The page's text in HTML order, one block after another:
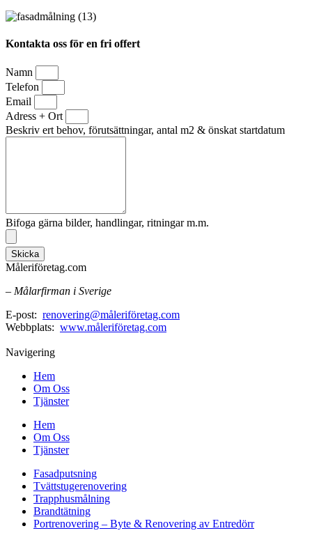
Kontakta oss för en fri offert
Namn
Telefon
Email
Adress + Ort
Beskriv ert behov, förutsättningar, antal m2 & önskat startdatum
Bifoga gärna bilder, handlingar, ritningar m.m.
Skicka
Måleriföretag.com
– Målarfirman i Sverige
E-post: renovering@måleriföretag.com
Webbplats: www.måleriföretag.com
Navigering
Hem
Om Oss
Tjänster
Hem
Om Oss
Tjänster
Fasadputsning
Tvättstugerenovering
Trapphusmålning
Brandtätning
Portrenovering – Byte & Renovering av Entredörr